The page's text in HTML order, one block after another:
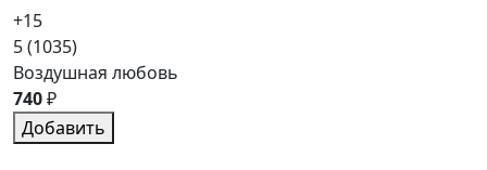
+15
5(1035)
Воздушная любовь
740₽
Добавить